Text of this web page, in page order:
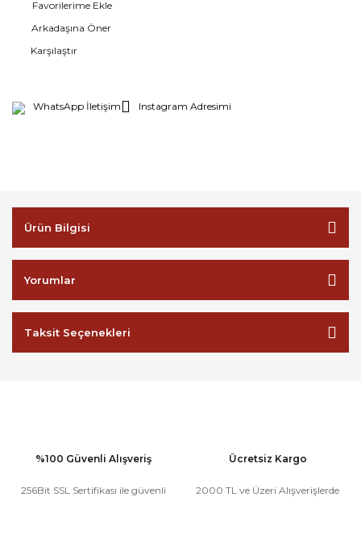
Arkadaşına Öner
Karşılaştır
WhatsApp İletişim Instagram Adresimi
Ürün Bilgisi
Yorumlar
Taksit Seçenekleri
%100 Güvenli Alışveriş
256Bit SSL Sertifikası ile güvenli
Ücretsiz Kargo
2000 TL ve Üzeri Alışverişlerde